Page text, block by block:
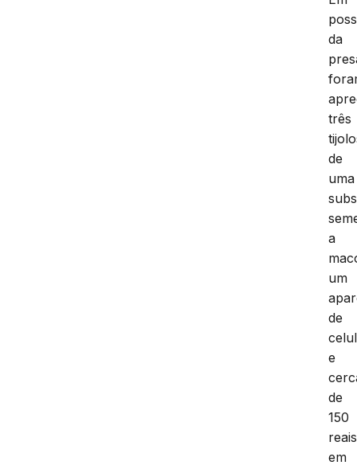
da
três
de
uma
a
um
de
e
de
150
reais
em